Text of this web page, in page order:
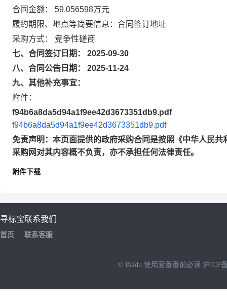
合同金额： 59.056598万元
履约期限、地点等简要信息：合同签订地址
采购方式： 竞争性磋商
七、合同签订日期： 2025-09-30
八、合同公告日期： 2025-11-24
九、其他补充事宜：
附件：
f94b6a8da5d94a1f9ee42d3673351db9.pdf
f94b6a8da5d94a1f9ee42d3673351db9.pdf
免责声明：本页面提供的政府采购合同是按照《中华人民
采购网对其内容概不负责，亦不承担任何法律责任。
附件下载
寻标宝
首页
联系我们
联系客服
© Baidu 使用爱番番前必读 沪ICP